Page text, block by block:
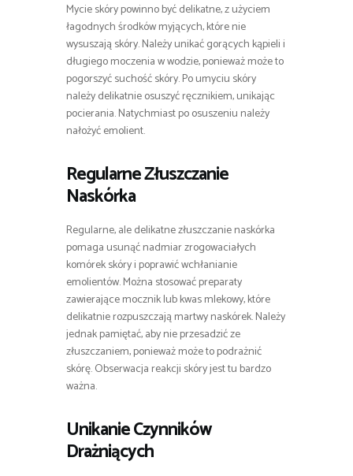
Mycie skóry powinno być delikatne, z użyciem
łagodnych środków myjących, które nie
wysuszają skóry. Należy unikać gorących kąpieli i
długiego moczenia w wodzie, ponieważ może to
pogorszyć suchość skóry. Po umyciu skóry
należy delikatnie osuszyć ręcznikiem, unikając
pocierania. Natychmiast po osuszeniu należy
nałożyć emolient.
Regularne Złuszczanie
Naskórka
Regularne, ale delikatne złuszczanie naskórka
pomaga usunąć nadmiar zrogowaciałych
komórek skóry i poprawić wchłanianie
emolientów. Można stosować preparaty
zawierające mocznik lub kwas mlekowy, które
delikatnie rozpuszczają martwy naskórek. Należy
jednak pamiętać, aby nie przesadzić ze
złuszczaniem, ponieważ może to podrażnić
skórę. Obserwacja reakcji skóry jest tu bardzo
ważna.
Unikanie Czynników
Drażniących